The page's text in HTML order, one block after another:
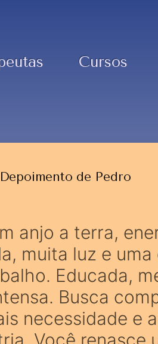
Cursos
Depoimento de Pedro
anjo a terra,
muita luz e
Educada,
Busca
necessidade e
Você renasce